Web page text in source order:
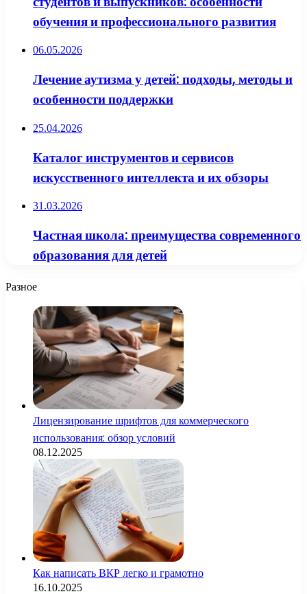
обучения и профессионального развития
06.05.2026
Лечение аутизма у детей: подходы, методы и
особенности поддержки
25.04.2026
Каталог инструментов и сервисов
искусственного интеллекта и их обзоры
31.03.2026
Частная школа: преимущества современного
образования для детей
Разное
Лицензирование шрифтов для коммерческого
использования: обзор условий
08.12.2025
Как написать ВКР легко и грамотно
16.10.2025